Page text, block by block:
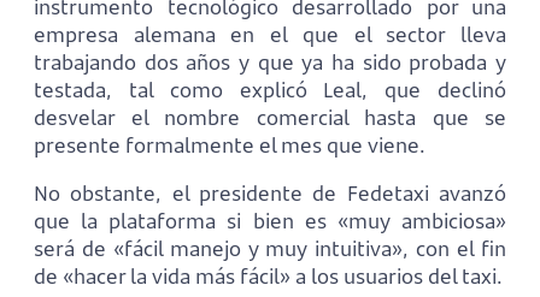
instrumento tecnológico desarrollado por una
empresa alemana en el que el sector lleva
trabajando dos años y que ya ha sido probada y
testada, tal como explicó Leal, que declinó
desvelar el nombre comercial hasta que se
presente formalmente el mes que viene.
No obstante, el presidente de Fedetaxi avanzó
que la plataforma si bien es «muy ambiciosa»
será de «fácil manejo y muy intuitiva», con el fin
de «hacer la vida más fácil» a los usuarios del taxi.